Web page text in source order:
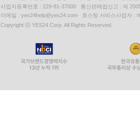
사업자등록번호 : 229-81-37000 통신판매업신고 : 제
이메일 : yes24help@yes24.com 호스팅 서비스사업자 :
Copyright ⓒ YES24 Corp. All Rights Reserved.